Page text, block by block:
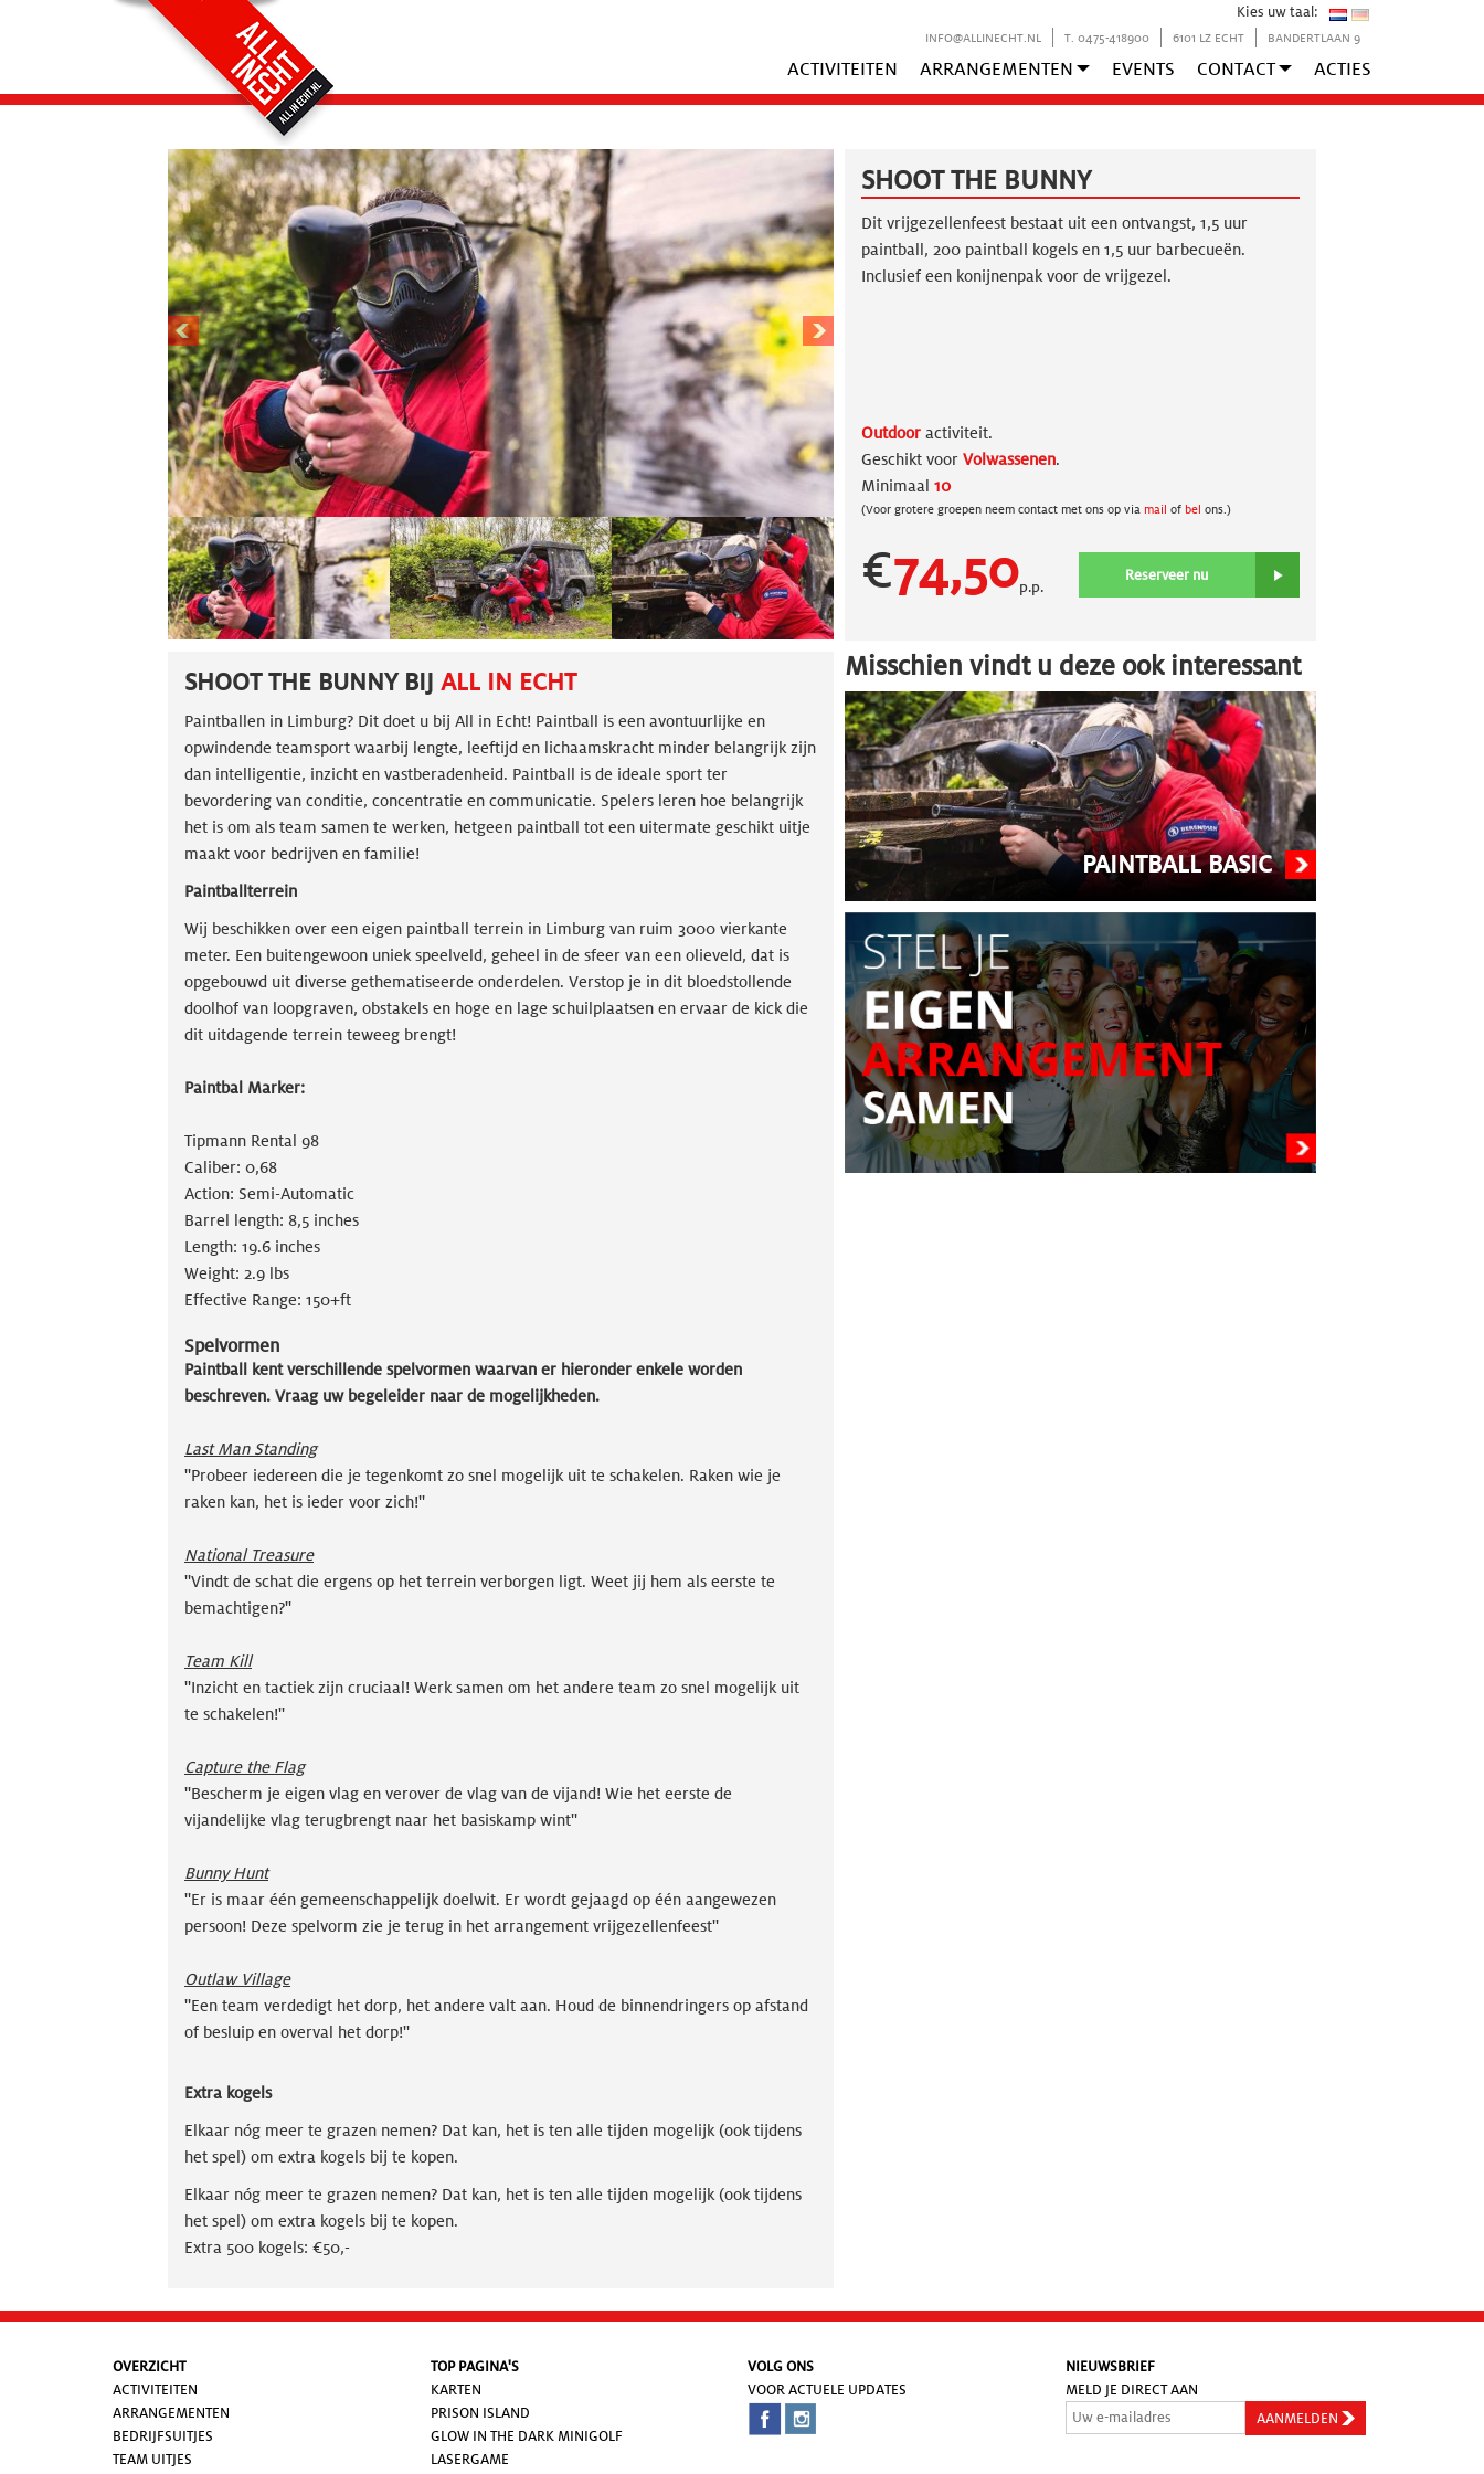
Kies uw taal:
BANDERTLAAN 9
6101 LZ ECHT
T. 0475-418900
INFO@ALLINECHT.NL
ACTIVITEITEN ARRANGEMENTEN EVENTS CONTACT ACTIES
SHOOT THE BUNNY
Dit vrijgezellenfeest bestaat uit een ontvangst, 1,5 uur
paintball, 200 paintball kogels en 1,5 uur barbecueën.
Inclusief een konijnenpak voor de vrijgezel.
Outdooractiviteit.
Geschikt voor Volwassenen.
Minimaal 10
(Voor grotere groepen neem contact met ons op viamail of bel ons.)
€74,50p.p.
Reserveer nu
SHOOT THE BUNNY BIJ ALL IN ECHT
Paintballen in Limburg? Dit doet u bij All in Echt! Paintball is een avontuurlijke en
opwindende teamsport waarbij lengte, leeftijd en lichaamskracht minder belangrijk zijn
dan intelligentie, inzicht en vastberadenheid. Paintball is de ideale sport ter
bevordering van conditie, concentratie en communicatie. Spelers leren hoe belangrijk
het is om als team samen te werken, hetgeen paintball tot een uitermate geschikt uitje
maakt voor bedrijven en familie!
Paintballterrein
Wij beschikken over een eigen paintball terrein in Limburg van ruim 3000 vierkante
meter. Een buitengewoon uniek speelveld, geheel in de sfeer van een olieveld, dat is
opgebouwd uit diverse gethematiseerde onderdelen. Verstop je in dit bloedstollende
doolhof van loopgraven, obstakels en hoge en lage schuilplaatsen en ervaar de kick die
dit uitdagende terrein teweeg brengt!
Paintbal Marker:
Tipmann Rental 98
Caliber: 0,68
Action: Semi-Automatic
Barrel length: 8,5 inches
Length: 19.6 inches
Weight: 2.9 lbs
Effective Range: 150+ft
Spelvormen
Paintball kent verschillende spelvormen waarvan er hieronder enkele worden
beschreven. Vraag uw begeleider naar de mogelijkheden.
Last Man Standing
''Probeer iedereen die je tegenkomt zo snel mogelijk uit te schakelen. Raken wie je
raken kan, het is ieder voor zich!''
National Treasure
''Vindt de schat die ergens op het terrein verborgen ligt. Weet jij hem als eerste te
bemachtigen?''
Team Kill
''Inzicht en tactiek zijn cruciaal! Werk samen om het andere team zo snel mogelijk uit
te schakelen!''
Capture the Flag
''Bescherm je eigen vlag en verover de vlag van de vijand! Wie het eerste de
vijandelijke vlag terugbrengt naar het basiskamp wint''
Bunny Hunt
''Er is maar één gemeenschappelijk doelwit. Er wordt gejaagd op één aangewezen
persoon! Deze spelvorm zie je terug in het arrangement vrijgezellenfeest''
Outlaw Village
''Een team verdedigt het dorp, het andere valt aan. Houd de binnendringers op afstand
of besluip en overval het dorp!''
Extra kogels
Elkaar nóg meer te grazen nemen? Dat kan, het is ten alle tijden mogelijk (ook tijdens
het spel) om extra kogels bij te kopen.
Elkaar nóg meer te grazen nemen? Dat kan, het is ten alle tijden mogelijk (ook tijdens
het spel) om extra kogels bij te kopen.
Extra 500 kogels: €50,-
Misschien vindt u deze ook interessant
PAINTBALL BASIC
OVERZICHT
ACTIVITEITEN
ARRANGEMENTEN
BEDRIJFSUITJES
TEAM UITJES
TOP PAGINA'S
KARTEN
PRISON ISLAND
GLOW IN THE DARK MINIGOLF
LASERGAME
VOLG ONS
VOOR ACTUELE UPDATES
NIEUWSBRIEF
MELD JE DIRECT AAN